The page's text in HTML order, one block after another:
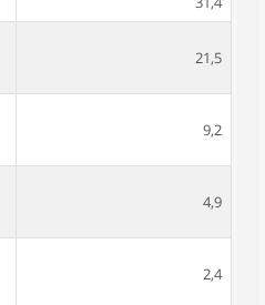
21,5
9,2
4,9
2,4